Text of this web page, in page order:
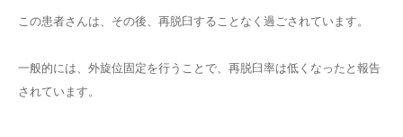
この患者さんは、その後、再脱臼することなく過ごされています。
一般的には、外旋位固定を行うことで、再脱臼率は低くなったと報告
されています。